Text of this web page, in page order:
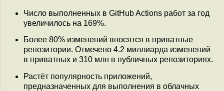
Число выполненных в GitHub Actions работ за год
увеличилось на 169%.
Более 80% изменений вносятся в приватные
репозитории. Отмечено 4.2 миллиарда изменений
в приватных и 310 млн в публичных репозиториях.
Растёт популярность приложений,
предназначенных для выполнения в облачных